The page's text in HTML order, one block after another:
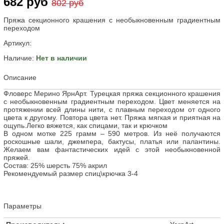
802 руб
Пряжа секционного крашения с необыкновенным градиентным
переходом
Артикул:
Наличие: Нет в наличии
Описание
Фловерс Мерино ЯрнАрт. Турецкая пряжа секционного крашения
с необыкновенным градиентным переходом. Цвет меняется на
протяжении всей длины нити, с плавным переходом от одного
цвета к другому. Повтора цвета нет. Пряжа мягкая и приятная на
ощупь.Легко вяжется, как спицами, так и крючком
В одном мотке 225 грамм – 590 метров. Из неё получаются
роскошные шали, джемпера, бактусы, платья или палантины.
Желаем вам фантастических идей с этой необыкновенной
пряжей.
Состав: 25% шерсть 75% акрил
Рекомендуемый размер спиц\крючка 3-4
Параметры